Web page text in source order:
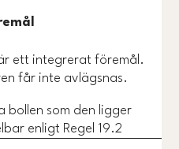
ett integrerat föremål.
får inte avlägsnas.
bollen som den ligger
enligt Regel 19.2